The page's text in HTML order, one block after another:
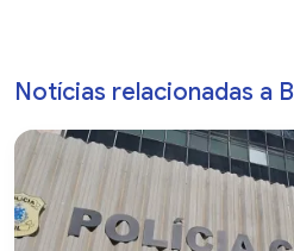
Notícias relacionadas a